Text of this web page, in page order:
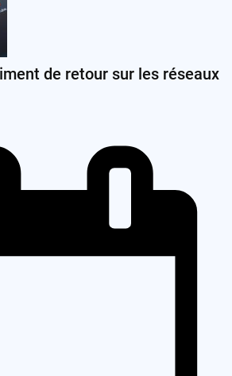
de retour sur les réseaux